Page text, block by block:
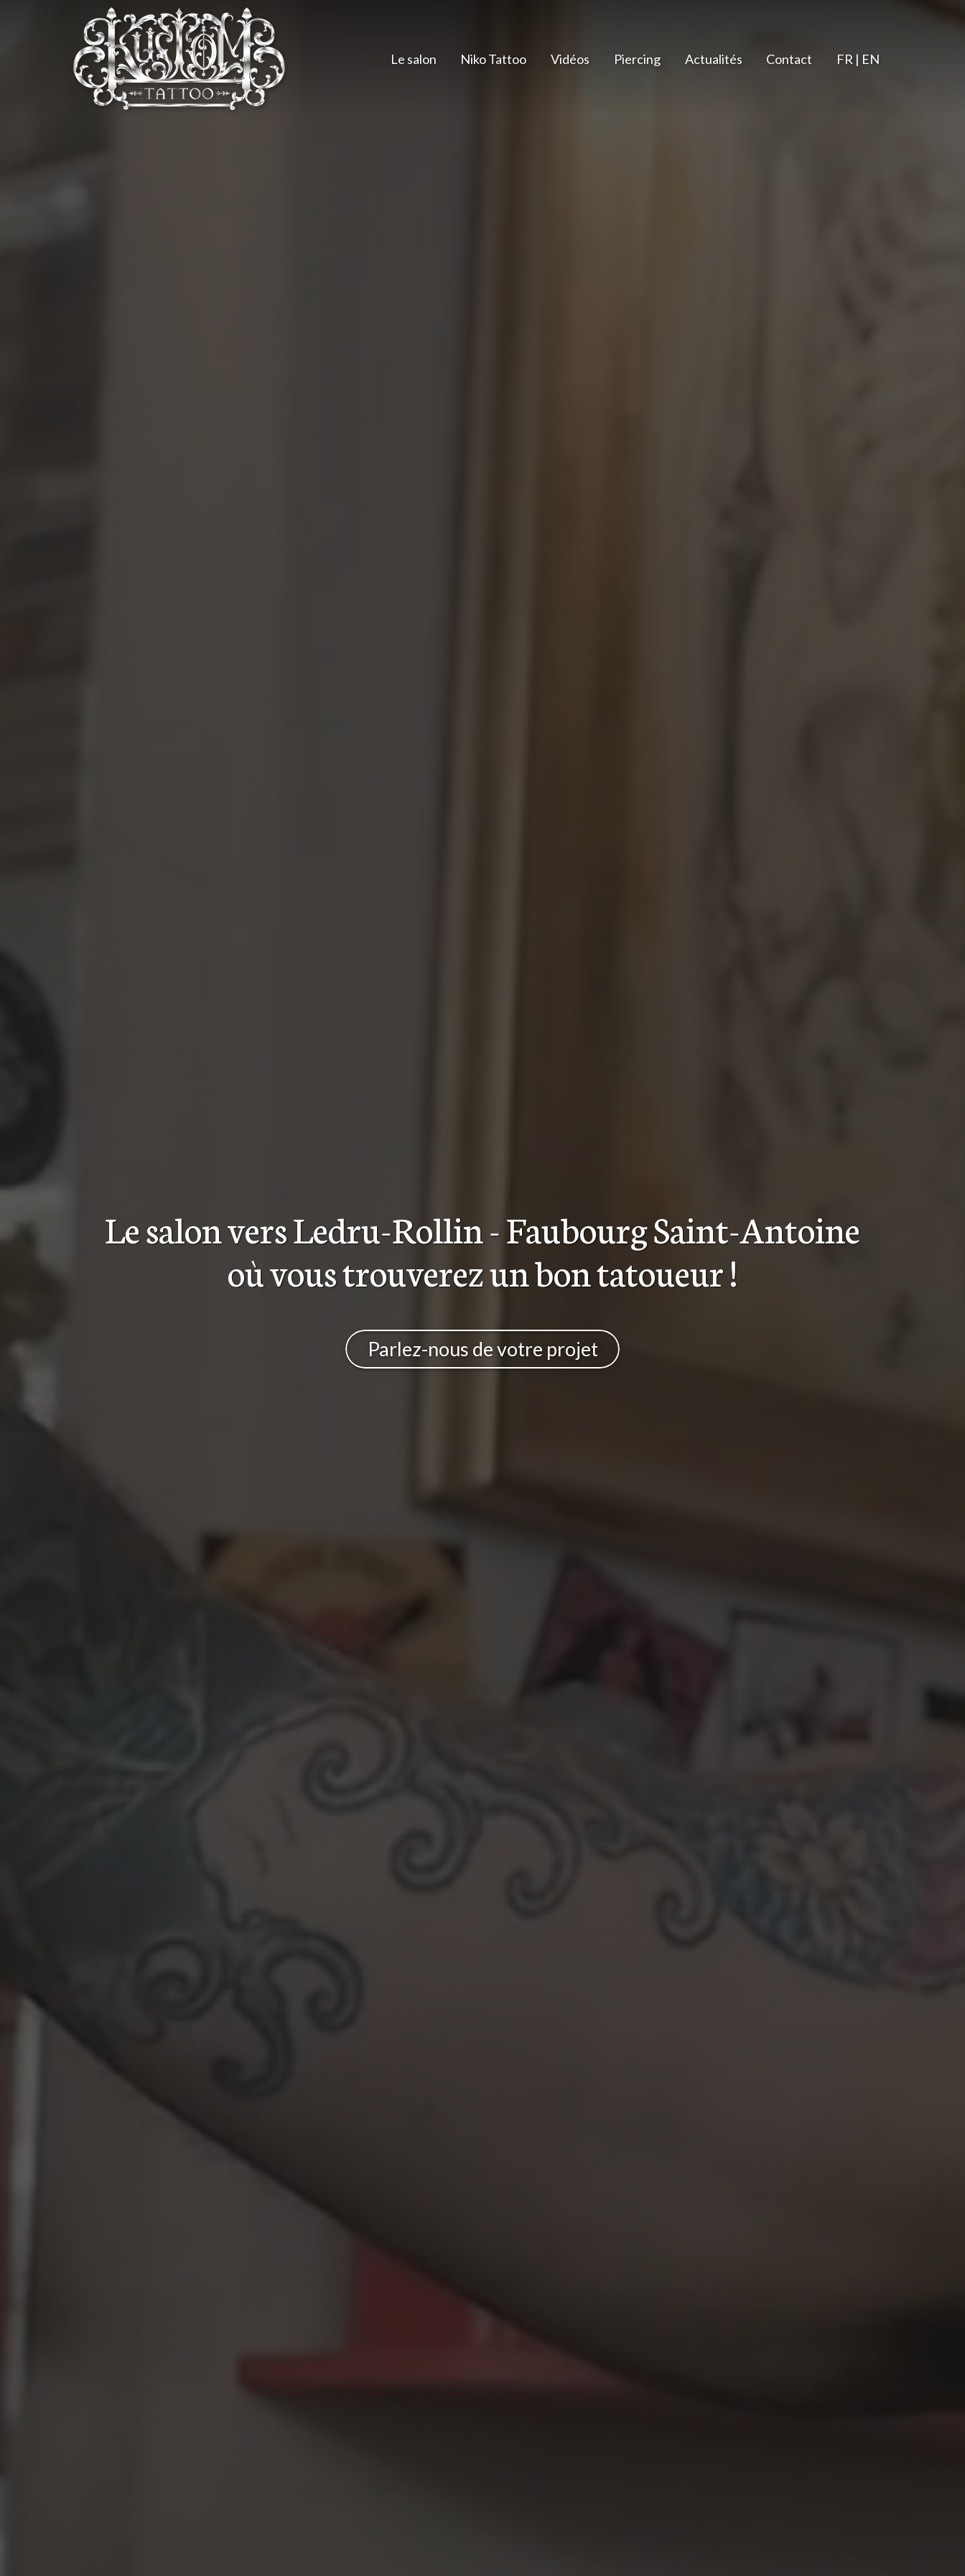
Le salon Niko Tattoo Vidéos Piercing Actualités Contact FR | EN
Le salonvers Ledru-Rollin - Faubourg Saint-Antoine
où vous trouverezun bon tatoueur!
Parlez-nous de votre projet